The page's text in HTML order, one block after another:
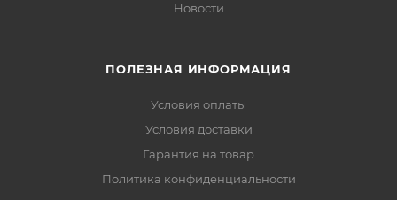
Новости
ПОЛЕЗНАЯ ИНФОРМАЦИЯ
Условия оплаты
Условия доставки
Гарантия на товар
Политика конфиденциальности